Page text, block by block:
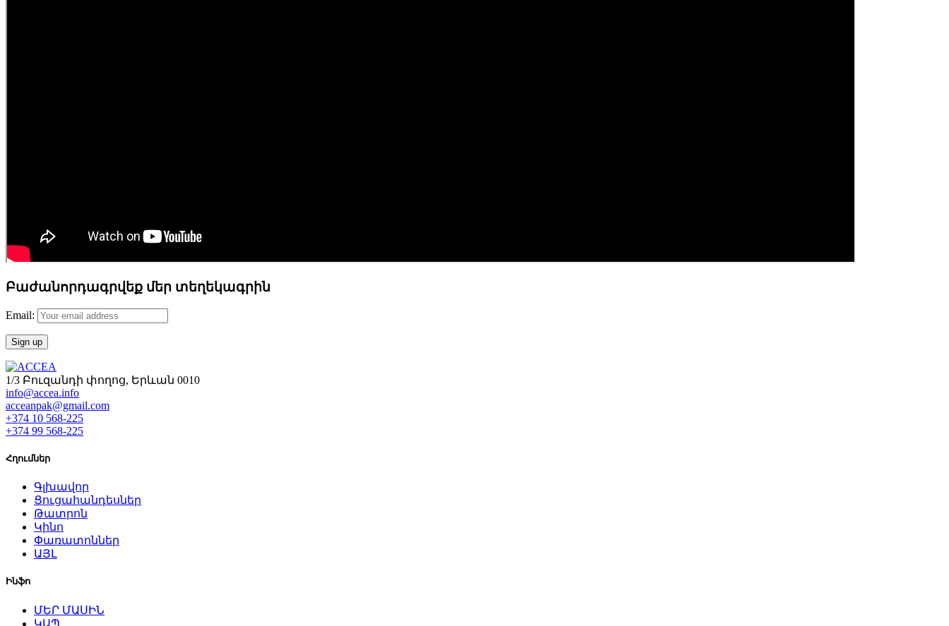
Բաժանորդագրվեք մեր տեղեկագրին
Email:
1/3 Բուզանդի փողոց, Երևան 0010
info@accea.info
acceanpak@gmail.com
+374 10 568-225
+374 99 568-225
Հղումներ
Գլխավոր
Ցուցահանդեսներ
Թատրոն
Կինո
Փառատոններ
ԱՅԼ
Ինֆո
ՄԵՐ ՄԱՍԻՆ
ԿԱՊ